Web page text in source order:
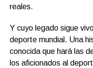
reales.
Y cuyo legado sigue
deporte mundial. Una
conocida que hará las
los aficionados al